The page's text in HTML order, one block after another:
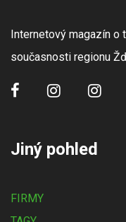
Internetový magazín o
současnosti regionu
Jiný pohled
FIRMY